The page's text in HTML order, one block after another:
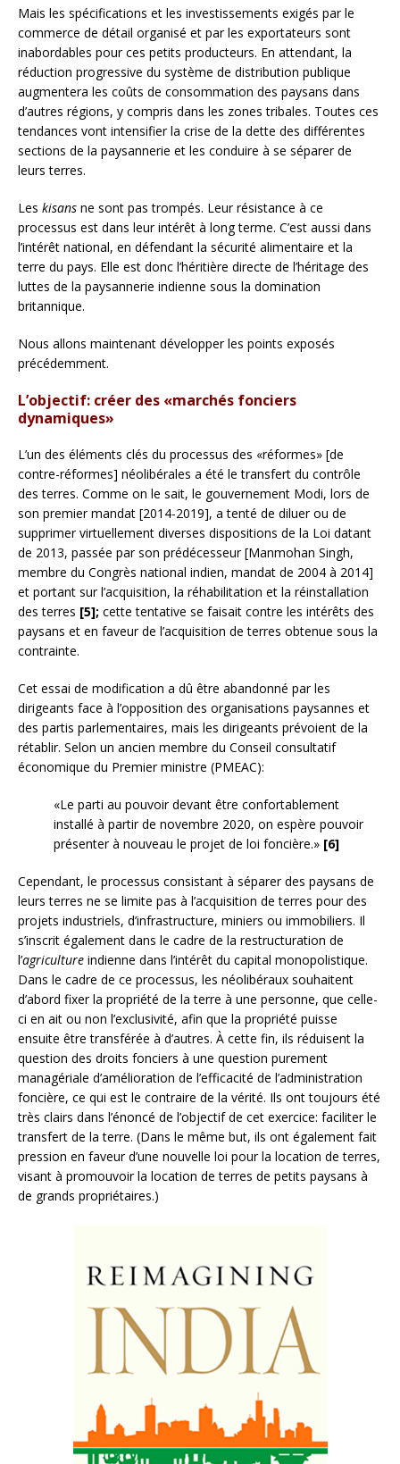
Mais les spécifications et les investissements exigés par le
commerce de détail organisé et par les exportateurs sont
inabordables pour ces petits producteurs. En attendant, la
réduction progressive du système de distribution publique
augmentera les coûts de consommation des paysans dans
d’autres régions, y compris dans les zones tribales. Toutes ces
tendances vont intensifier la crise de la dette des différentes
sections de la paysannerie et les conduire à se séparer de
leurs terres.
Les kisans ne sont pas trompés. Leur résistance à ce
processus est dans leur intérêt à long terme. C’est aussi dans
l’intérêt national, en défendant la sécurité alimentaire et la
terre du pays. Elle est donc l’héritière directe de l’héritage des
luttes de la paysannerie indienne sous la domination
britannique.
Nous allons maintenant développer les points exposés
précédemment.
L’objectif: créer des «marchés fonciers
dynamiques»
L’un des éléments clés du processus des «réformes» [de
contre-réformes] néolibérales a été le transfert du contrôle
des terres. Comme on le sait, le gouvernement Modi, lors de
son premier mandat [2014-2019], a tenté de diluer ou de
supprimer virtuellement diverses dispositions de la Loi datant
de 2013, passée par son prédécesseur [Manmohan Singh,
membre du Congrès national indien, mandat de 2004 à 2014]
et portant sur l’acquisition, la réhabilitation et la réinstallation
des terres [5]; cette tentative se faisait contre les intérêts des
paysans et en faveur de l’acquisition de terres obtenue sous la
contrainte.
Cet essai de modification a dû être abandonné par les
dirigeants face à l’opposition des organisations paysannes et
des partis parlementaires, mais les dirigeants prévoient de la
rétablir. Selon un ancien membre du Conseil consultatif
économique du Premier ministre (PMEAC):
«Le parti au pouvoir devant être confortablement
installé à partir de novembre 2020, on espère pouvoir
présenter à nouveau le projet de loi foncière.» [6]
Cependant, le processus consistant à séparer des paysans de
leurs terres ne se limite pas à l’acquisition de terres pour des
projets industriels, d’infrastructure, miniers ou immobiliers. Il
s’inscrit également dans le cadre de la restructuration de
l’agriculture indienne dans l’intérêt du capital monopolistique.
Dans le cadre de ce processus, les néolibéraux souhaitent
d’abord fixer la propriété de la terre à une personne, que celle-
ci en ait ou non l’exclusivité, afin que la propriété puisse
ensuite être transférée à d’autres. À cette fin, ils réduisent la
question des droits fonciers à une question purement
managériale d’amélioration de l’efficacité de l’administration
foncière, ce qui est le contraire de la vérité. Ils ont toujours été
très clairs dans l’énoncé de l’objectif de cet exercice: faciliter le
transfert de la terre. (Dans le même but, ils ont également fait
pression en faveur d’une nouvelle loi pour la location de terres,
visant à promouvoir la location de terres de petits paysans à
de grands propriétaires.)